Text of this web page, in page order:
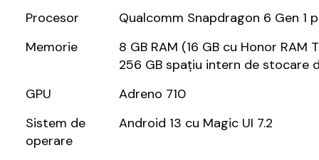
Procesor
Qualcomm Snapdragon 6 Gen 1
Memorie
8 GB RAM (16 GB cu Honor
256 GB spațiu intern de stocare
GPU
Adreno 710
Sistem de
operare
Android 13 cu Magic UI 7.2